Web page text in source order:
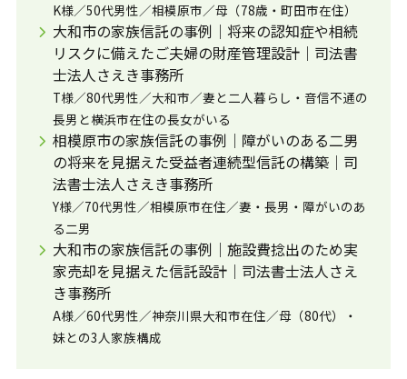
K様／50代男性／相模原市／母（78歳・町田市在住）
大和市の家族信託の事例｜将来の認知症や相続
リスクに備えたご夫婦の財産管理設計｜司法書
士法人さえき事務所
T様／80代男性／大和市／妻と二人暮らし・音信不通の
長男と横浜市在住の長女がいる
相模原市の家族信託の事例｜障がいのある二男
の将来を見据えた受益者連続型信託の構築｜司
法書士法人さえき事務所
Y様／70代男性／相模原市在住／妻・長男・障がいのあ
る二男
大和市の家族信託の事例｜施設費捻出のため実
家売却を見据えた信託設計｜司法書士法人さえ
き事務所
A様／60代男性／神奈川県大和市在住／母（80代）・
妹との3人家族構成